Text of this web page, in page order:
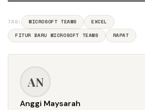
TAG: MICROSOFT TEAMS
EXCEL
FITUR BARU MICROSOFT TEAMS
RAPAT
AN
Anggi Maysarah